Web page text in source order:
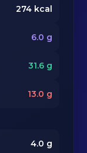
274kcal
6.0 g
31.6g
13.0 g
4.0 g